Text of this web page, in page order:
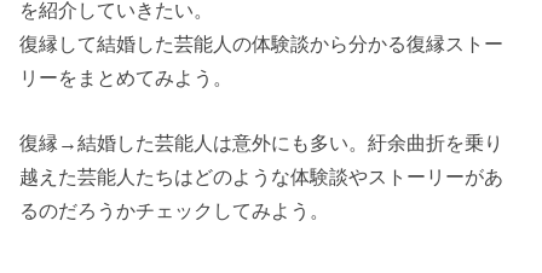
を紹介していきたい。
復縁して結婚した芸能人の体験談から分かる復縁ストー
リーをまとめてみよう。
復縁→結婚した芸能人は意外にも多い。紆余曲折を乗り
越えた芸能人たちはどのような体験談やストーリーがあ
るのだろうかチェックしてみよう。